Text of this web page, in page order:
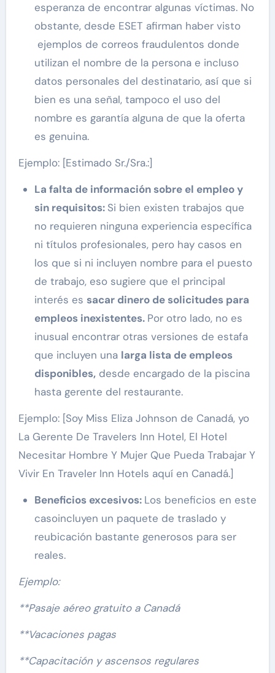
esperanza de encontrar algunas víctimas. No
obstante, desde ESET afirman haber visto
ejemplos de correos fraudulentos donde
utilizan el nombre de la persona e incluso
datos personales del destinatario, así que si
bien es una señal, tampoco el uso del
nombre es garantía alguna de que la oferta
es genuina.
Ejemplo: [Estimado Sr./Sra.:]
La falta de información sobre el empleo y
sin requisitos: Si bien existen trabajos que
no requieren ninguna experiencia específica
ni títulos profesionales, pero hay casos en
los que si ni incluyen nombre para el puesto
de trabajo, eso sugiere que el principal
interés es sacar dinero de solicitudes para
empleos inexistentes. Por otro lado, no es
inusual encontrar otras versiones de estafa
que incluyen una larga lista de empleos
disponibles,desde encargado de la piscina
hasta gerente del restaurante.
Ejemplo: [Soy Miss Eliza Johnson de Canadá, yo
La Gerente De Travelers Inn Hotel, El Hotel
Necesitar Hombre Y Mujer Que Pueda Trabajar Y
Vivir En Traveler Inn Hotels aquí en Canadá.]
Beneficios excesivos: Los beneficios en este
casoincluyen un paquete de traslado y
reubicación bastante generosos para ser
reales.
Ejemplo:
**Pasaje aéreo gratuito a Canadá
**Vacaciones pagas
**Capacitación y ascensos regulares